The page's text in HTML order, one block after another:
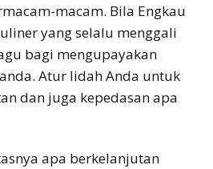
macam. Bila Engkau
yang selalu menggali
bagi mengupayakan
Atur lidah Anda untuk
dan juga kepedasan apa
apa berkelanjutan